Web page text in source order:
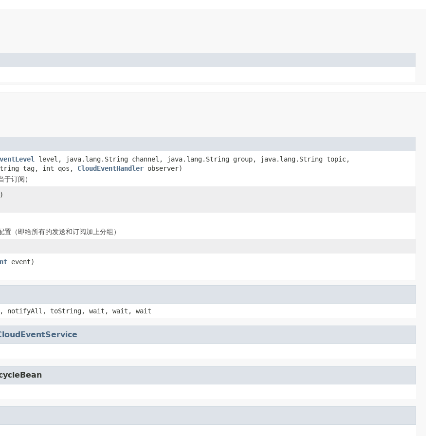
level, java.lang.String channel, java.lang.String group, java.lang.String topic,
tag, int qos, CloudEventHandler observer)
于订阅）
置（即给所有的发送和订阅加上分组）
event)
notifyAll, toString, wait, wait, wait